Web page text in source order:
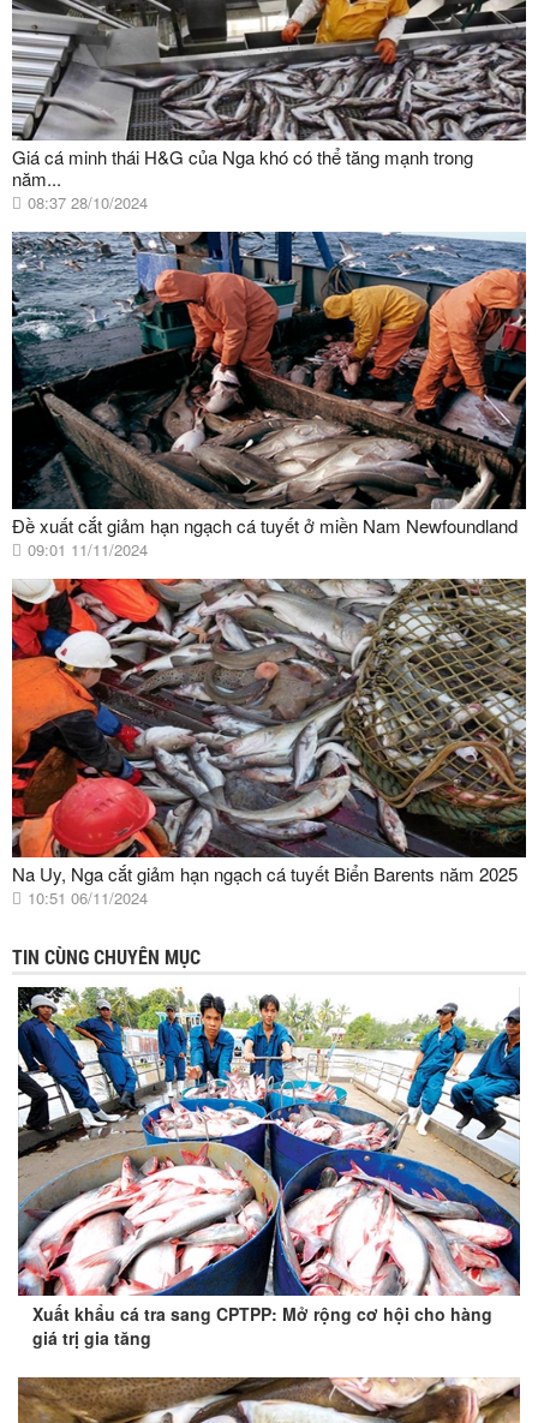
Giá cá minh thái H&G của Nga khó có thể tăng mạnh trong
năm...
08:37 28/10/2024
Đề xuất cắt giảm hạn ngạch cá tuyết ở miền Nam Newfoundland
09:01 11/11/2024
Na Uy, Nga cắt giảm hạn ngạch cá tuyết Biển Barents năm 2025
10:51 06/11/2024
TIN CÙNG CHUYÊN MỤC
Xuất khẩu cá tra sang CPTPP: Mở rộng cơ hội cho hàng
giá trị gia tăng